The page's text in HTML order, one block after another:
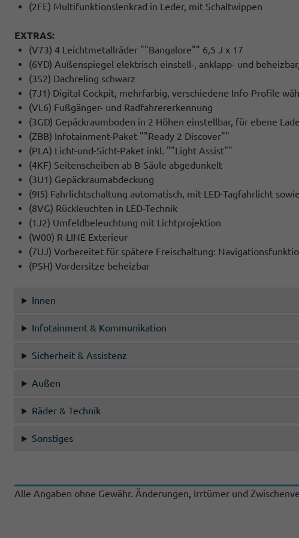
(2FE) Multifunktionslenkrad in Leder, mit Schaltwippen
EXTRAS:
(V73) 4 Leichtmetallräder ""Bangalore"" 6,5 J x 17
(6YD) Außenspiegel elektrisch einstell-, anklapp- und
(3S2) Dachreling schwarz
(7J1) Digital Cockpit, mehrfarbig, verschiedene Info-Profile
(VL6) Fußgänger- und Radfahrererkennung
(3GD) Gepäckraumboden in 2 Höhen einstellbar, für ebene
(ZBB) Infotainment-Paket ""Ready 2 Discover""
(PLA) Licht-und-Sicht-Paket inkl. ""Light Assist""
(4KF) Seitenscheiben ab B-Säule abgedunkelt
(3U1) Gepäckraumabdeckung
(9I5) Fahrlichtschaltung automatisch, mit LED-Tagfahrlicht
(8VG) Rückleuchten in LED-Technik
(1J2) Umfeldbeleuchtung mit Lichtprojektion
(W00) R-LINE Exterieur
(7UJ) Vorbereitet für spätere Freischaltung:
(PSH) Vordersitze beheizbar
Innen
Infotainment & Kommunikation
Sicherheit & Assistenz
Außen
Räder & Technik
Sonstiges
Alle Angaben ohne Gewähr. Änderungen, Irrtümer und